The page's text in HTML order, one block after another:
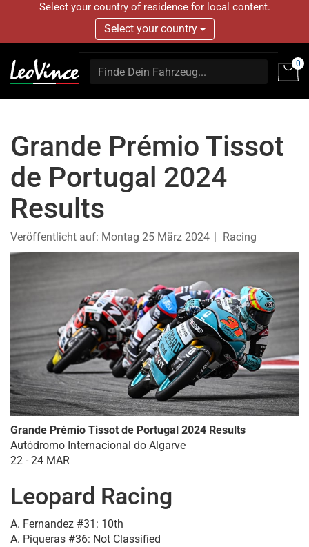
Select your country of residence for local content.
Select your country
0
Grande Prémio Tissot
de Portugal 2024
Results
Veröffentlicht auf: Montag 25 März 2024 Racing
Grande Prémio Tissot de Portugal 2024 Results
Autódromo Internacional do Algarve
22 - 24 MAR
Leopard Racing
A. Fernandez #31: 10th
A. Piqueras #36: Not Classified